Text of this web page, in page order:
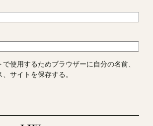
使用するためブラウザーに自分の名前、
、サイトを保存する。